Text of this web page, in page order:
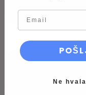
KVIZI
email
Ne